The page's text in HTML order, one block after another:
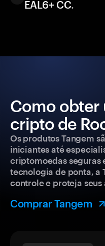
EAL6+ CC.
Como obter
cripto de
Os produtos Tangem
iniciantes até
criptomoedas seguras
tecnologia de ponta, a
controle e proteja
Comprar Tangem